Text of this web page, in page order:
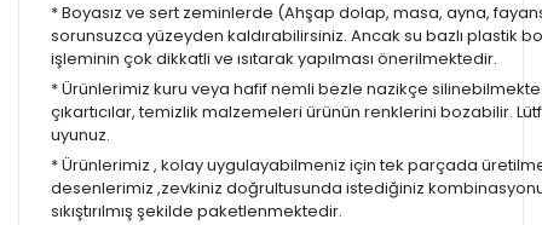
* Boyasız ve sert zeminlerde (Ahşap dolap, masa, ayna,
sorunsuzca yüzeyden kaldırabilirsiniz. Ancak su bazlı plastik
işleminin çok dikkatli ve ısıtarak yapılması önerilmektedir.
* Ürünlerimiz kuru veya hafif nemli bezle nazikçe
çıkartıcılar, temizlik malzemeleri ürünün renklerini bozabilir.
uyunuz.
* Ürünlerimiz , kolay uygulayabilmeniz için tek parçada
desenlerimiz ,zevkiniz doğrultusunda istediğiniz
sıkıştırılmış şekilde paketlenmektedir.